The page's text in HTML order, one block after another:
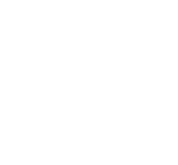
Rapper